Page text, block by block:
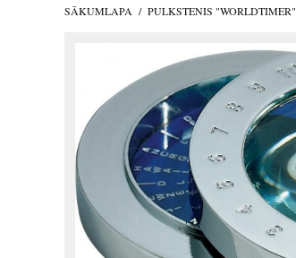
SĀKUMLAPA / PULKSTENIS "WORLDTIMER"